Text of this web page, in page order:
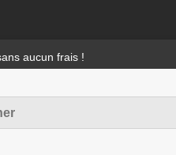
aucun frais !